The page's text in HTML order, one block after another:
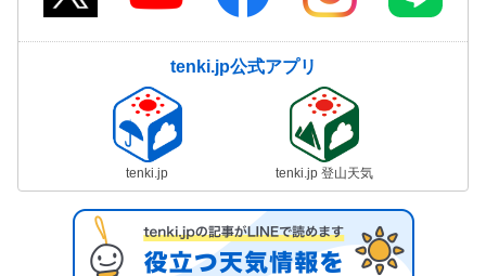
tenki.jp公式アプリ
tenki.jp tenki.jp 登山天気